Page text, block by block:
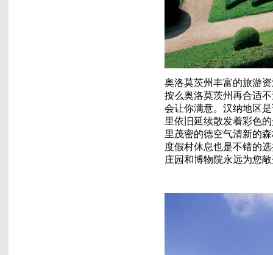
奥洛莫茨州丰富的旅游
按么奥洛莫茨州再合适
会让你满意。汉纳地区
里依旧延续散发着彩色
里茂密的德空气清新的
度假村休息也是不错的
庄园和博物院永远为您